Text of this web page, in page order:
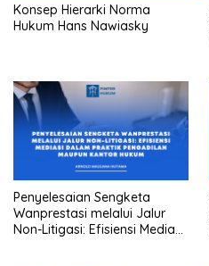
Konsep Hierarki Norma
Hukum Hans Nawiasky
Penyelesaian Sengketa
Wanprestasi melalui Jalur
Non-Litigasi: Efisiensi Mediasi